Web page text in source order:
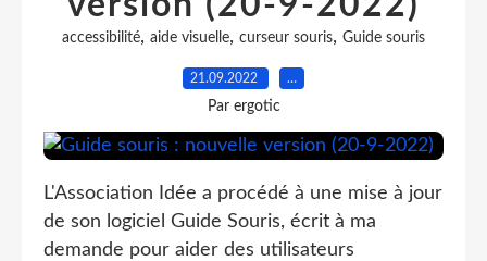
accessibilité, aide visuelle, curseur souris, Guide souris
21.09.2022 …
Par ergotic
L'Association Idée a procédé à une mise à jour
de son logiciel Guide Souris, écrit à ma
demande pour aider des utilisateurs